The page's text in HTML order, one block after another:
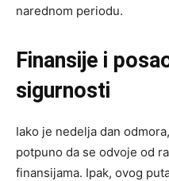
narednom periodu.
Finansije i
sigurnosti
Iako je nedelja dan
potpuno da se odvoje od
finansijama. Ipak, ovog